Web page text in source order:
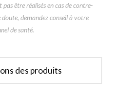
être réalisés en cas de contre-
demandez conseil à votre
de santé.
des produits